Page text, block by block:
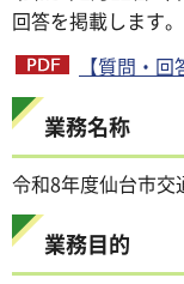
回答を掲載します。
【質問・回
業務名称
令和8年度仙台市
業務目的